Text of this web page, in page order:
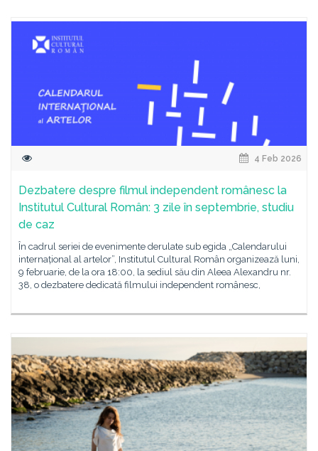
4 Feb 2026
Dezbatere despre filmul independent românesc la
Institutul Cultural Român: 3 zile în septembrie, studiu
de caz
În cadrul seriei de evenimente derulate sub egida „Calendarului
internațional al artelor”, Institutul Cultural Român organizează luni,
9 februarie, de la ora 18:00, la sediul său din Aleea Alexandru nr.
38, o dezbatere dedicată filmului independent românesc,